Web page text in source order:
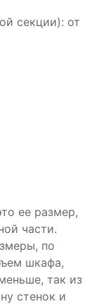
секции): от
ее размер,
части.
по
шкафа,
так из
стенок и